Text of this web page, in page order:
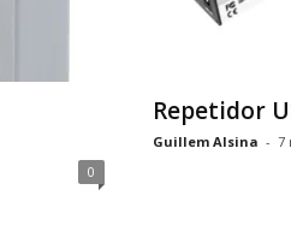
0
Repetidor
Guillem Alsina - 7